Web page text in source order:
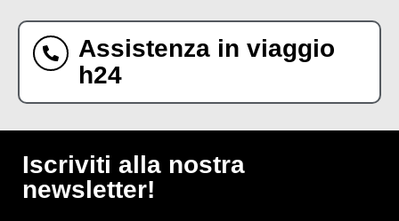
Assistenza in viaggio
h24
Iscriviti alla nostra
newsletter!